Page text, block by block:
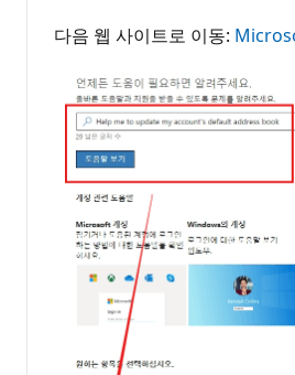
다음 웹 사이트로 이동: